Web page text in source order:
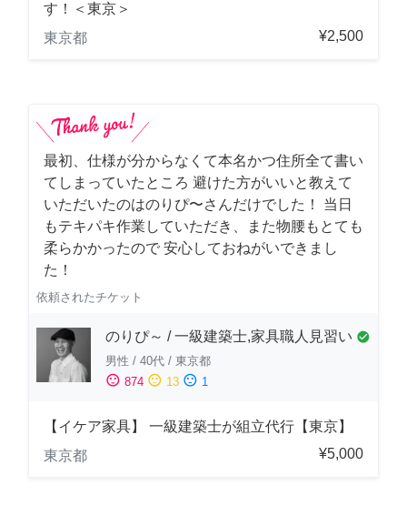
す！＜東京＞
東京都
¥2,500
最初、仕様が分からなくて本名かつ住所全て書い
てしまっていたところ 避けた方がいいと教えて
いただいたのはのりぴ〜さんだけでした！ 当日
もテキパキ作業していただき、また物腰もとても
柔らかかったので 安心しておねがいできまし
た！
依頼されたチケット
のりぴ～ / 一級建築士,家具職人見習い check_circle
男性 / 40代 / 東京都
sentiment_satisfied 874 sentiment_neutral 13 sentiment_dissatisfied 1
【イケア家具】 一級建築士が組立代行【東京】
東京都
¥5,000